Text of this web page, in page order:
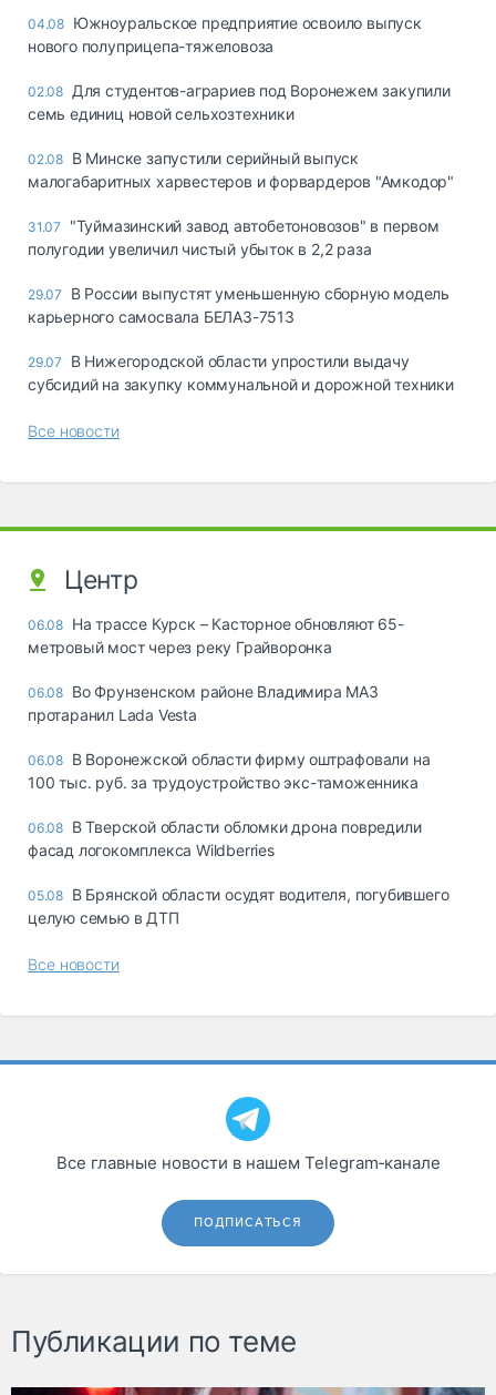
04.08 Южноуральское предприятие освоило выпуск
нового полуприцепа-тяжеловоза
02.08 Для студентов-аграриев под Воронежем закупили
семь единиц новой сельхозтехники
02.08 В Минске запустили серийный выпуск
малогабаритных харвестеров и форвардеров "Амкодор"
31.07
"Туймазинский завод автобетоновозов" в первом
полугодии увеличил чистый убыток в 2,2 раза
29.07
В России выпустят уменьшенную сборную модель
карьерного самосвала БЕЛАЗ-7513
29.07
В Нижегородской области упростили выдачу
субсидий на закупку коммунальной и дорожной техники
Все новости
Центр
06.08 На трассе Курск – Касторное обновляют 65-
метровый мост через реку Грайворонка
06.08 Во Фрунзенском районе Владимира МАЗ
протаранил Lada Vesta
06.08 В Воронежской области фирму оштрафовали на
100 тыс. руб. за трудоустройство экс-таможенника
06.08 В Тверской области обломки дрона повредили
фасад логокомплекса Wildberries
05.08 В Брянской области осудят водителя, погубившего
целую семью в ДТП
Все новости
Все главные новости в нашем Telegram‑канале
ПОДПИСАТЬСЯ
Публикации по теме